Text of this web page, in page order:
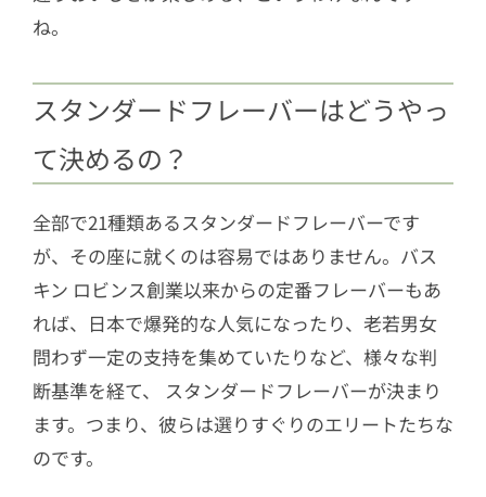
ね。
スタンダードフレーバーはどうやっ
て決めるの？
全部で21種類あるスタンダードフレーバーです
が、その座に就くのは容易ではありません。バス
キン ロビンス創業以来からの定番フレーバーもあ
れば、日本で爆発的な人気になったり、老若男女
問わず一定の支持を集めていたりなど、様々な判
断基準を経て、 スタンダードフレーバーが決まり
ます。つまり、彼らは選りすぐりのエリートたちな
のです。